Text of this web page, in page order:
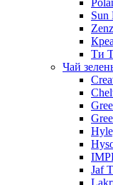
Sun
Ти
Чай
Jaf